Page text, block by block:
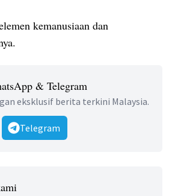
kemanusiaan dan
& Telegram
eksklusif berita terkini Malaysia.
Telegram